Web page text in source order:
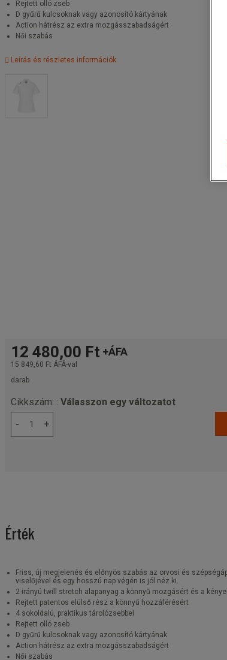
Rejtett olló zseb
D gyűrű kulcsoknak vagy azonosító kártyának
Action hátrész az extra mozgásszabadságért
Női szabás
Leírás és részletes információk
12 480,00 Ft +ÁFA
15 849,60 Ft ÁFÁ-val
darab
Cikkszám: : Válasszon egy változatot
-
+
Érték
Friss, új megjelenés és előnyös szabás az orvosi és
viselőjével és egy hosszú nap végén is jól néz ki.
2-irányú twill stretch alapanyag a könnyű mozgásért és a
Rejtett patentos elülső rész a könnyű hozzáférésért
4 sokoldalú, praktikus tárolózsebbel
Rejtett olló zseb
D gyűrű kulcsoknak vagy azonosító kártyának
Action hátrész az extra mozgásszabadságért
Női szabás